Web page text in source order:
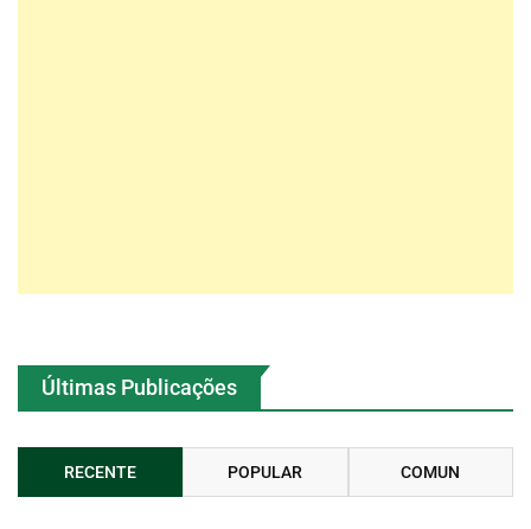
Últimas Publicações
RECENTE POPULAR COMUN